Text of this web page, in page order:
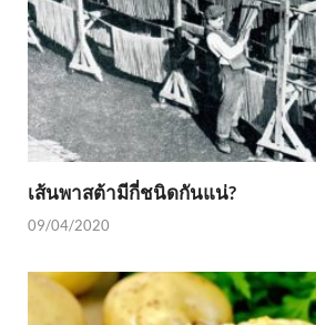
เส้นพาสต้ามีกี่ชนิดกันแน่?
09/04/2020